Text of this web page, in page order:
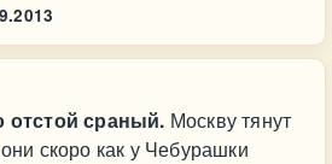
отстой сраный. Москву тянут
скоро как у Чебурашки